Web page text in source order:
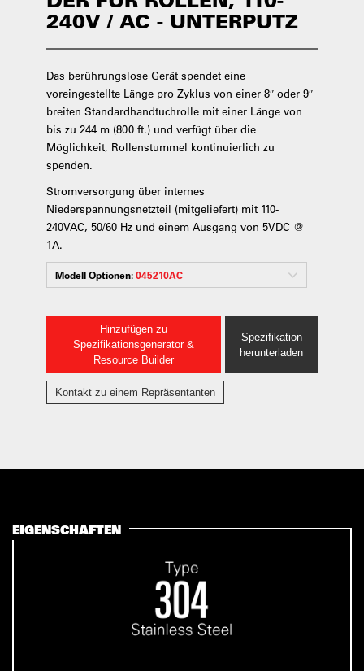
240V / AC - UNTERPUTZ
Das berührungslose Gerät spendet eine
voreingestellte Länge pro Zyklus von einer 8″ oder 9″
breiten Standardhandtuchrolle mit einer Länge von
bis zu 244 m (800 ft.) und verfügt über die
Möglichkeit, Rollenstummel kontinuierlich zu
spenden.
Stromversorgung über internes
Niederspannungsnetzteil (mitgeliefert) mit 110-
240VAC, 50/60 Hz und einem Ausgang von 5VDC @
1A.
Modell Optionen:045210AC
Hinzufügen zu
Spezifikationsgenerator &
Resource Builder
Spezifikation
herunterladen
Kontakt zu einem Repräsentanten
EIGENSCHAFTEN